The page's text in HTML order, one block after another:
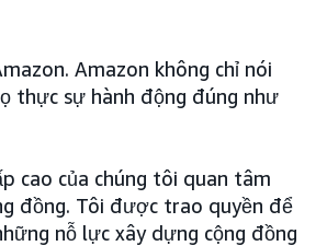
Amazon không chỉ nói
thực sự hành động đúng như
cao của chúng tôi quan tâm
đồng. Tôi được trao quyền để
nỗ lực xây dựng cộng đồng